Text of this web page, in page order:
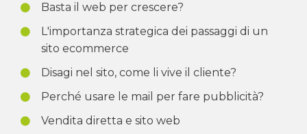
Basta il web per crescere?
L'importanza strategica dei passaggi di un
sito ecommerce
Disagi nel sito, come li vive il cliente?
Perché usare le mail per fare pubblicità?
Vendita diretta e sito web